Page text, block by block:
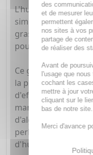
L'humidité, les
simplement la
grasse et brillante,
pour les hommes.
Ce gel hydratant
la peau propre et
d'efficacité. Il est
marins français
d'algues marines
perlite minérale
d'humidité et de
des
et de mesurer
permettent
nos sites à vos
partage de
de réaliser des
Avant de
l'usage que
cochant les
mettre à jour
cliquant sur le
bas de notre site.
Merci d'avance